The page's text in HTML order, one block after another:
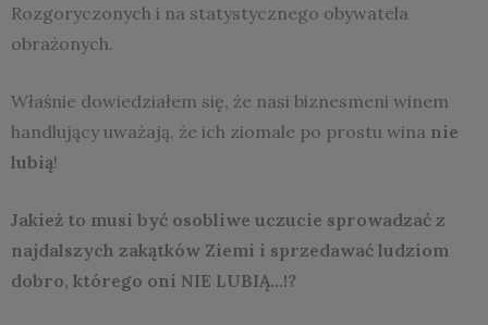
Rozgoryczonych i na statystycznego obywatela
obrażonych.
Właśnie dowiedziałem się, że nasi biznesmeni winem
handlujący uważają, że ich ziomale po prostu wina nie
lubią!
Jakież to musi być osobliwe uczucie sprowadzać z
najdalszych zakątków Ziemi i sprzedawać ludziom
dobro, którego oni NIE LUBIĄ…!?